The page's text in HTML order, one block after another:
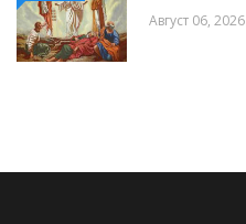
Август 06, 2026